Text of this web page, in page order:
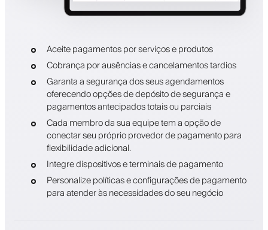
Aceite pagamentos por serviços e produtos
Cobrança por ausências e cancelamentos tardios
Garanta a segurança dos seus agendamentos
oferecendo opções de depósito de segurança e
pagamentos antecipados totais ou parciais
Cada membro da sua equipe tem a opção de
conectar seu próprio provedor de pagamento para
flexibilidade adicional.
Integre dispositivos e terminais de pagamento
Personalize políticas e configurações de pagamento
para atender às necessidades do seu negócio